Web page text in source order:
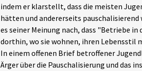
indem er klarstellt, dass die meisten
hätten und andererseits pauschalisierend
es seiner Meinung nach, dass "Betriebe
dorthin, wo sie wohnen, ihren Lebensstil
In einem offenen Brief betroffener
Ärger über die Pauschalisierung und das